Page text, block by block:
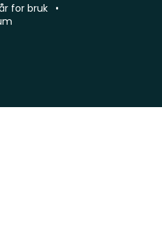
for bruk